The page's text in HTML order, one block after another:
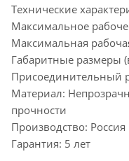
Технические
Максимальное
Максимальная
Габаритные размеры
Присоединительный
Материал:
прочности
Производство: Россия
Гарантия: 5 лет